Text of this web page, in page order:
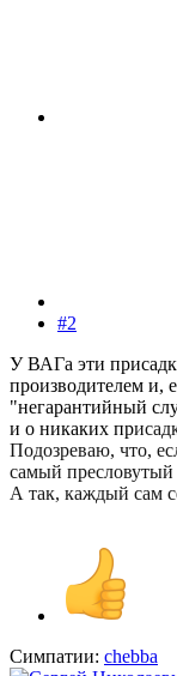
#2
У ВАГа эти
производителем и,
"негарантийный
и о никаких пр
Подозреваю, что,
самый
А так, каждый сам
Симпатии: chebba